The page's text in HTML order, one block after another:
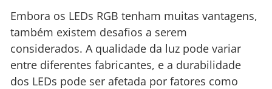
Embora os LEDs RGB tenham muitas vantagens,
também existem desafios a serem
considerados. A qualidade da luz pode variar
entre diferentes fabricantes, e a durabilidade
dos LEDs pode ser afetada por fatores como